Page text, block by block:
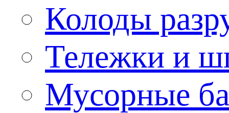
Колоды
Тележки и
Мусорные